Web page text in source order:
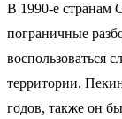
В 1990-е странам
пограничные
воспользоваться
территории.
годов, также он